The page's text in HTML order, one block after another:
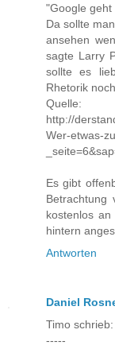
"Google geht
Da sollte
ansehen
sagte Larry
sollte es
Rhetorik
Quelle:
http://
Wer-etwas-
Es gibt
Betrachtung
kostenlos
hintern
Antworten
Daniel
Timo schrieb:
-----